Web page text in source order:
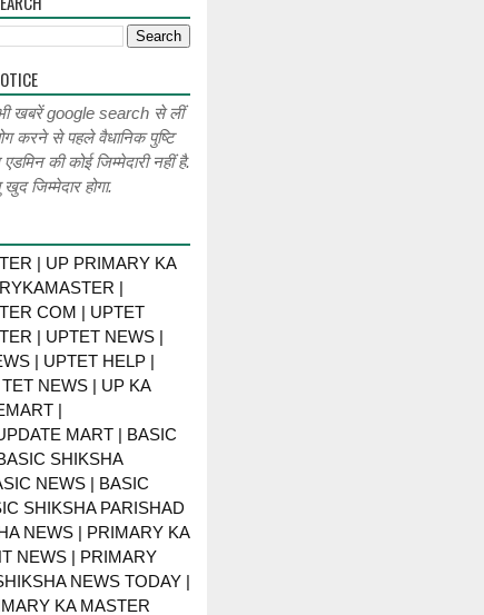
खबरें google search से लीं
करने से पहले वैधानिक पुष्टि
की कोई जिम्मेदारी नहीं है.
जिम्मेदार होगा.
| UP PRIMARY KA
|
COM | UPTET
| UPTET NEWS |
| UPTET HELP |
NEWS | UP KA
|
MART | BASIC
SHIKSHA
NEWS | BASIC
SHIKSHA PARISHAD
NEWS | PRIMARY KA
NEWS | PRIMARY
NEWS TODAY |
KA MASTER